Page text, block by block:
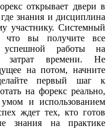
открывает двери в
знания и дисциплина
участнику. Системный
что вы получите все
успешной работы на
времени. Не
на потом, начните
первый шаг к
на форекс реально,
и использованием
ждет тех, кто готов
знания на практике